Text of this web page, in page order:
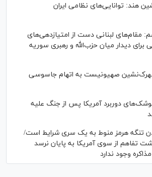
هند: توانایی‌های نظامی ایران
مقام‌های لبنانی دست از امتیازدهی‌های
برای دیدار میان حزب‌الله و رهبری سوریه
صهیونیست به اتهام جاسوسی
دوربرد آمریکا پس از جنگ علیه
تنگه هرمز منوط به یک سری شرایط است/
تفاهم از سوی آمریکا به پایان نرسد
وجود ندارد